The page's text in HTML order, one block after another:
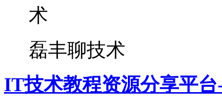
磊丰聊技术
IT技术教程资源分享平